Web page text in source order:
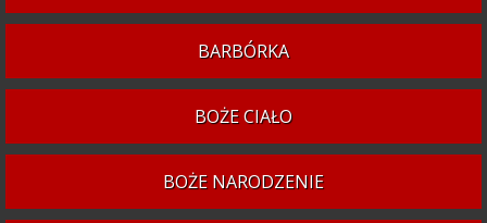
BARBÓRKA
BOŻE CIAŁO
BOŻE NARODZENIE